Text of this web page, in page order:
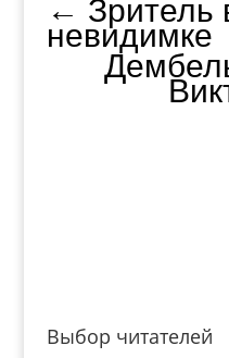
← Зритель
невидимке
Выбор читателей